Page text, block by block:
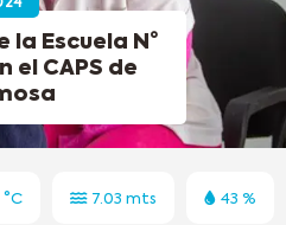
la Escuela N°
el CAPS de
°C 7.03 mts 43 %